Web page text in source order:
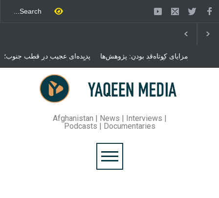
پدیده‌ای عجیب در قطب جنوب؛
پنگوئنی که هزاران بار در روز
می‌خوابد
مزایای کوتاه‌قد بودن: پژوهش‌ها
از فواید آن برای سلامتی
می‌گویند
محمدباقر قالیباف، رئیس
مجلس ایران، با انتقاد تند از
سیاست‌های دونالد ترمپ اعلام
کرد که واشنگتن تلاش دارد با
روند گفتگوها را از مسیر
مذاکره به سمت تسلیم سوق
دهد.
Afghanistan | News | Interviews |
Podcasts | Documentaries